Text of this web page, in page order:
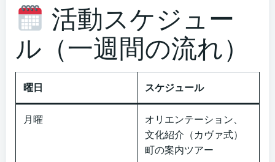
活動スケジュー
ル（一週間の流れ）
曜日 スケジュール
月曜
オリエンテーション、
文化紹介（カヴァ式）
町の案内ツアー